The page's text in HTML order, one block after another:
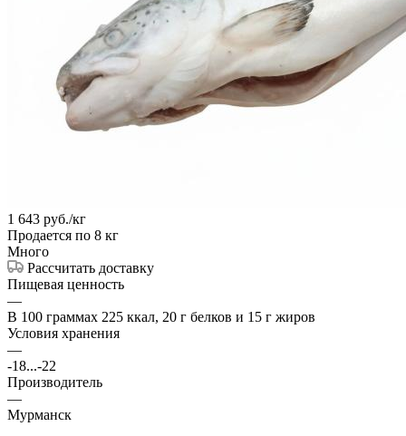
1 643 руб./кг
Продается по 8 кг
Много
Рассчитать доставку
Пищевая ценность
—
В 100 граммах 225 ккал, 20 г белков и 15 г жиров
Условия хранения
—
-18...-22
Производитель
—
Мурманск